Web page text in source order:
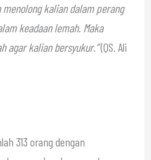
menolong kalian dalam perang
keadaan lemah. Maka
agar kalian bersyukur.”(QS. Ali
313 orang dengan